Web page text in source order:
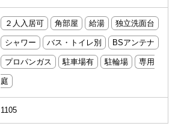
２人入居可 角部屋 給湯 独立洗面台
シャワー バス・トイレ別 BSアンテナ
プロパンガス 駐車場有 駐輪場 専用
庭
1105